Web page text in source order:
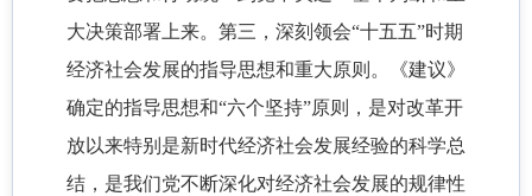
大决策部署上来。第三，深刻领会“十五五”时期
经济社会发展的指导思想和重大原则。《建议》
确定的指导思想和“六个坚持”原则，是对改革开
放以来特别是新时代经济社会发展经验的科学总
结，是我们党不断深化对经济社会发展的规律性